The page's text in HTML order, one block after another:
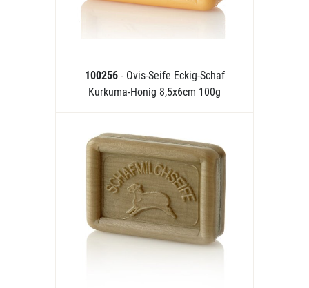
100256 - Ovis-Seife Eckig-Schaf
Kurkuma-Honig 8,5x6cm 100g